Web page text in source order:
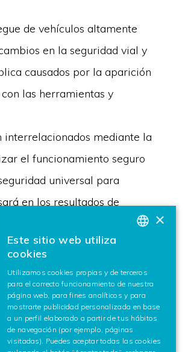
de vehículos altamente
en la seguridad vial y
causados por la aparición
las herramientas y
interrelacionados mediante la
el funcionamiento seguro
universal para
en los resultados de
la identificación de nuevas
teniendo en cuenta
seguridad que plantea la
el desarrollo de sistemas de
e innovadores que tengan en
ENGLISH
×
Este sitio web utiliza
cookies
Utilizamos cookies propias y de terceros
para el correcto funcionamiento de nuestra
página web, para fines analíticos y para
mostrarte publicidad personalizada en base
a un perfil elaborado a partir de tus hábitos
de navegación (por ejemplo, páginas
visitadas). Puedes aceptar todas las cookies